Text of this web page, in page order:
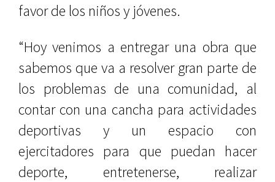
favor de los niños y jóvenes.
“Hoy venimos a entregar una obra que
sabemos que va a resolver gran parte de
los problemas de una comunidad, al
contar con una cancha para actividades
deportivas y un espacio con
ejercitadores para que puedan hacer
deporte, entretenerse, realizar